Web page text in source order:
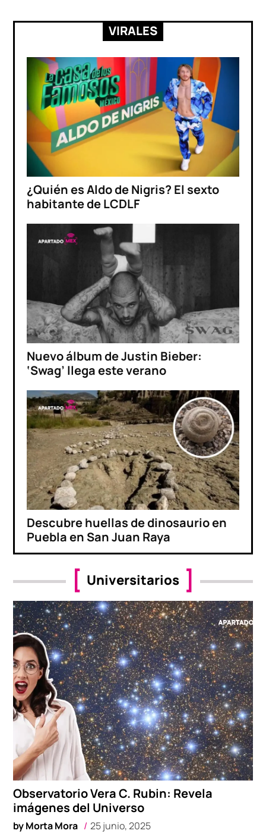
VIRALES
¿Quién es Aldo de Nigris? El sexto
habitante de LCDLF
Nuevo álbum de Justin Bieber:
‘Swag’ llega este verano
Descubre huellas de dinosaurio en
Puebla en San Juan Raya
Universitarios
Observatorio Vera C. Rubin: Revela
imágenes del Universo
byMorta Mora 25 junio, 2025